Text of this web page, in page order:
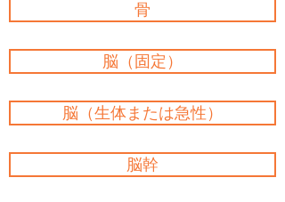
骨
脳（固定）
脳（生体または急性）
脳幹